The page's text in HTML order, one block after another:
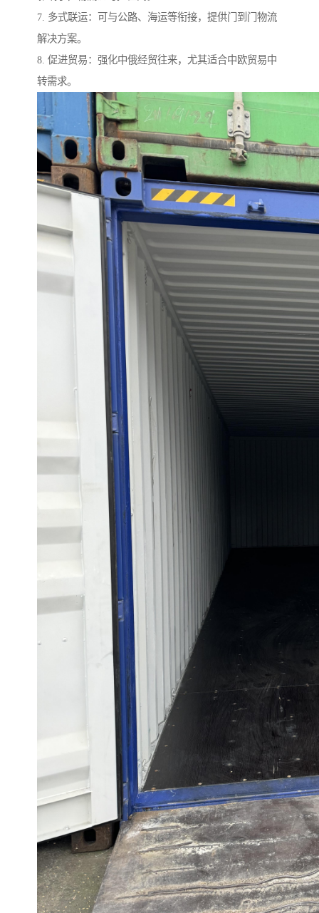
7. 多式联运：可与公路、海运等衔接，提供门到门物流
解决方案。
8. 促进贸易：强化中俄经贸往来，尤其适合中欧贸易中
转需求。